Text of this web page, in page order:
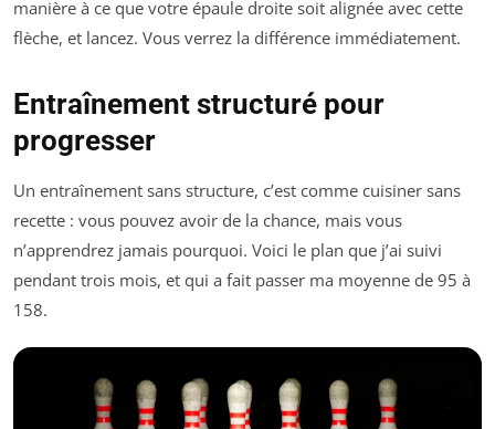
manière à ce que votre épaule droite soit alignée avec cette
flèche, et lancez. Vous verrez la différence immédiatement.
Entraînement structuré pour
progresser
Un entraînement sans structure, c’est comme cuisiner sans
recette : vous pouvez avoir de la chance, mais vous
n’apprendrez jamais pourquoi. Voici le plan que j’ai suivi
pendant trois mois, et qui a fait passer ma moyenne de 95 à
158.